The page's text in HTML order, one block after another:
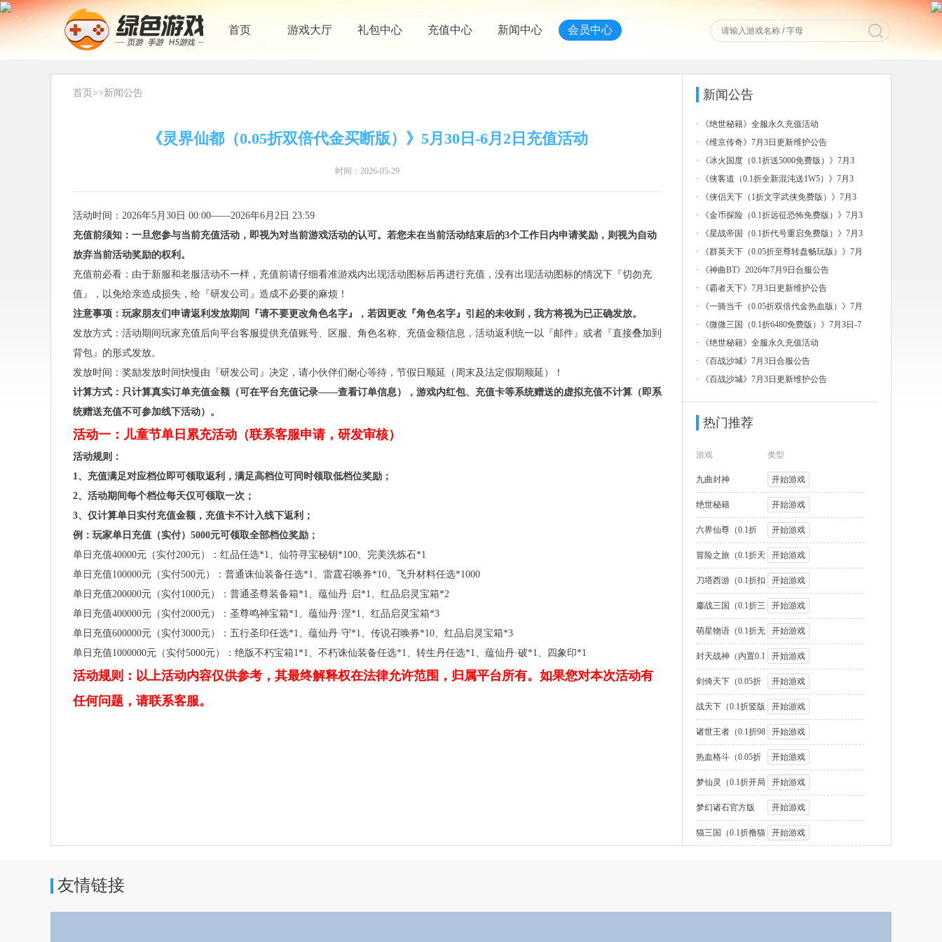
首页 游戏大厅 礼包中心 充值中心 新闻中心 会员中心
首页 >>新闻公告
《灵界仙都（0.05折双倍代金买断版）》5月30日-6月2日充值活动
时间：2026-05-29
活动时间：2026年5月30日 00:00——2026年6月2日 23:59
充值前须知：一旦您参与当前充值活动，即视为对当前游戏活动的认可。若您未在当前活动结束后的3个工作日内申请奖励，则视为自动
放弃当前活动奖励的权利。
充值前必看：由于新服和老服活动不一样，充值前请仔细看准游戏内出现活动图标后再进行充值，没有出现活动图标的情况下『切勿充
值』，以免给亲造成损失，给『研发公司』造成不必要的麻烦！
注意事项：玩家朋友们申请返利发放期间『请不要更改角色名字』，若因更改『角色名字』引起的未收到，我方将视为已正确发放。
发放方式：活动期间玩家充值后向平台客服提供充值账号、区服、角色名称、充值金额信息，活动返利统一以『邮件』或者『直接叠加到
背包』的形式发放。
发放时间：奖励发放时间快慢由『研发公司』决定，请小伙伴们耐心等待，节假日顺延（周末及法定假期顺延）！
计算方式：只计算真实订单充值金额（可在平台充值记录——查看订单信息），游戏内红包、充值卡等系统赠送的虚拟充值不计算（即系
统赠送充值不可参加线下活动）。
活动一：儿童节单日累充活动（联系客服申请，研发审核）
活动规则：
1、充值满足对应档位即可领取返利，满足高档位可同时领取低档位奖励；
2、活动期间每个档位每天仅可领取一次；
3、仅计算单日实付充值金额，充值卡不计入线下返利；
例：玩家单日充值（实付）5000元可领取全部档位奖励；
单日充值40000元（实付200元）：红品任选*1、仙符寻宝秘钥*100、完美洗炼石*1
单日充值100000元（实付500元）：普通诛仙装备任选*1、雷霆召唤券*10、飞升材料任选*1000
单日充值200000元（实付1000元）：普通圣尊装备箱*1、蕴仙丹·启*1、红品启灵宝箱*2
单日充值400000元（实付2000元）：圣尊鸣神宝箱*1、蕴仙丹·涅*1、红品启灵宝箱*3
单日充值600000元（实付3000元）：五行圣印任选*1、蕴仙丹·守*1、传说召唤券*10、红品启灵宝箱*3
单日充值1000000元（实付5000元）：绝版不朽宝箱1*1、不朽诛仙装备任选*1、转生丹任选*1、蕴仙丹·破*1、四象印*1
活动规则：以上活动内容仅供参考，其最终解释权在法律允许范围，归属平台所有。如果您对本次活动有
任何问题，请联系客服。
新闻公告
·
《绝世秘籍》全服永久充值活动
·
《维京传奇》7月3日更新维护公告
·
《冰火国度（0.1折送5000免费版）》7月3
日-7
·
《侠客道（0.1折全新混沌送1W5）》7月3
日-7月
·
《侠侣天下（1折文字武侠免费版）》7月3
日-7月6日
·
《金币探险（0.1折远征恐怖免费版）》7月3
日-7月
·
《星战帝国（0.1折代号重启免费版）》7月3
日-7月
·
《群英天下（0.05折至尊转盘畅玩版）》7月
3日-7
·
《神曲BT》2026年7月9日合服公告
·
《霸者天下》7月3日更新维护公告
·
《一骑当千（0.05折双倍代金热血版）》7月
3日-7
·
《微微三国（0.1折6480免费版）》7月3日-7
月
·
《绝世秘籍》全服永久充值活动
·
《百战沙城》7月3日合服公告
·
《百战沙城》7月3日更新维护公告
热门推荐
游戏 类型
九曲封神 开始游戏
绝世秘籍 开始游戏
六界仙尊（0.1折
2000福利版
开始游戏
冒险之旅（0.1折天
天送1W代币
开始游戏
刀塔西游（0.1折扣
版）
开始游戏
鏖战三国（0.1折三
国2名将盲盒
开始游戏
萌星物语（0.1折无
限代金版）
开始游戏
封天战神（内置0.1
折1W免费版
开始游戏
剑倚天下（0.05折
送SSS神将
开始游戏
战天下（0.1折竖版
街机连招）
开始游戏
诸世王者（0.1折98
元速通版）
开始游戏
热血格斗（0.05折
GM定制版）
开始游戏
梦仙灵（0.1折开局
送足球宝贝）
开始游戏
梦幻诸石官方版
（0.05折圆梦高
开始游戏
猫三国（0.1折撸猫 开始游戏
友情链接